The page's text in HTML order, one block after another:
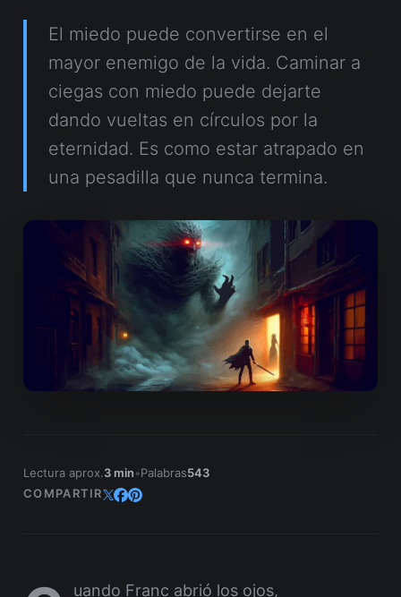
El miedo puede convertirse en el
mayor enemigo de la vida. Caminar a
ciegas con miedo puede dejarte
dando vueltas en círculos por la
eternidad. Es como estar atrapado en
una pesadilla que nunca termina.
Lectura aprox.3 min•Palabras543
COMPARTIR
uando Franc abrió los ojos,